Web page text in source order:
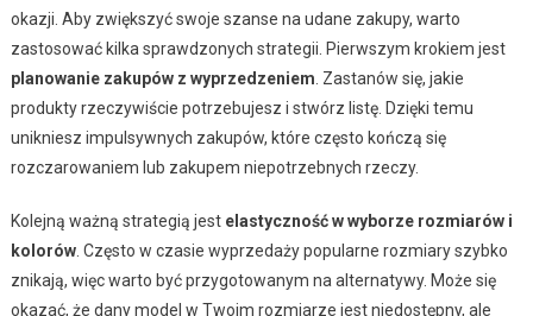
okazji. Aby zwiększyć swoje szanse na udane zakupy, warto
zastosować kilka sprawdzonych strategii. Pierwszym krokiem jest
planowanie zakupów z wyprzedzeniem . Zastanów się, jakie
produkty rzeczywiście potrzebujesz i stwórz listę. Dzięki temu
unikniesz impulsywnych zakupów, które często kończą się
rozczarowaniem lub zakupem niepotrzebnych rzeczy.
Kolejną ważną strategią jest elastyczność w wyborze rozmiarów i
kolorów. Często w czasie wyprzedaży popularne rozmiary szybko
znikają, więc warto być przygotowanym na alternatywy. Może się
okazać, że dany model w Twoim rozmiarze jest niedostępny, ale